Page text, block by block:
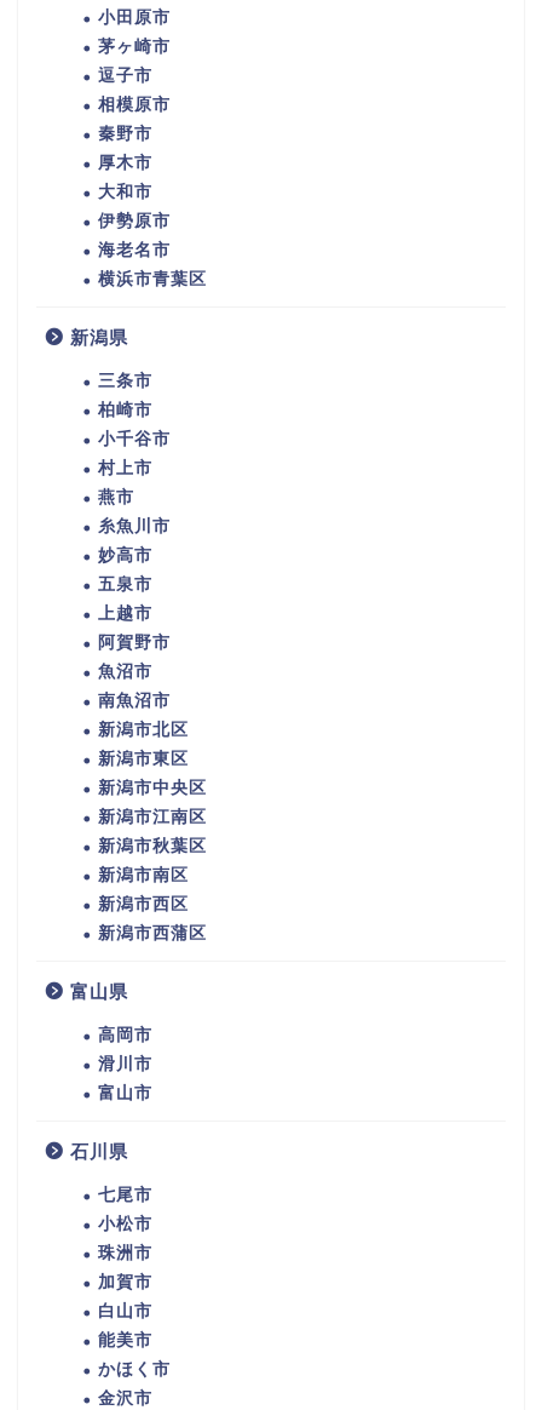
小田原市
茅ヶ崎市
逗子市
相模原市
秦野市
厚木市
大和市
伊勢原市
海老名市
横浜市青葉区
新潟県
三条市
柏崎市
小千谷市
村上市
燕市
糸魚川市
妙高市
五泉市
上越市
阿賀野市
魚沼市
南魚沼市
新潟市北区
新潟市東区
新潟市中央区
新潟市江南区
新潟市秋葉区
新潟市南区
新潟市西区
新潟市西蒲区
富山県
高岡市
滑川市
富山市
石川県
七尾市
小松市
珠洲市
加賀市
白山市
能美市
かほく市
金沢市